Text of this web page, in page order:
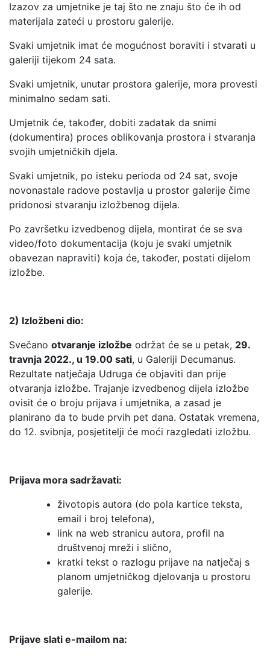
Izazov za umjetnike je taj što ne znaju što će ih od
materijala zateći u prostoru galerije.
Svaki umjetnik imat će mogućnost boraviti i stvarati u
galeriji tijekom 24 sata.
Svaki umjetnik, unutar prostora galerije, mora provesti
minimalno sedam sati.
Umjetnik će, također, dobiti zadatak da snimi
(dokumentira) proces oblikovanja prostora i stvaranja
svojih umjetničkih djela.
Svaki umjetnik, po isteku perioda od 24 sat, svoje
novonastale radove postavlja u prostor galerije čime
pridonosi stvaranju izložbenog dijela.
Po završetku izvedbenog dijela, montirat će se sva
video/foto dokumentacija (koju je svaki umjetnik
obavezan napraviti) koja će, također, postati dijelom
izložbe.
2) Izložbeni dio:
Svečano otvaranje izložbe održat će se u petak, 29.
travnja 2022., u 19.00 sati, u Galeriji Decumanus.
Rezultate natječaja Udruga će objaviti dan prije
otvaranja izložbe. Trajanje izvedbenog dijela izložbe
ovisit će o broju prijava i umjetnika, a zasad je
planirano da to bude prvih pet dana. Ostatak vremena,
do 12. svibnja, posjetitelji će moći razgledati izložbu.
Prijava mora sadržavati:
životopis autora (do pola kartice teksta,
email i broj telefona),
link na web stranicu autora, profil na
društvenoj mreži i slično,
kratki tekst o razlogu prijave na natječaj s
planom umjetničkog djelovanja u prostoru
galerije.
Prijave slati e-mailom na: